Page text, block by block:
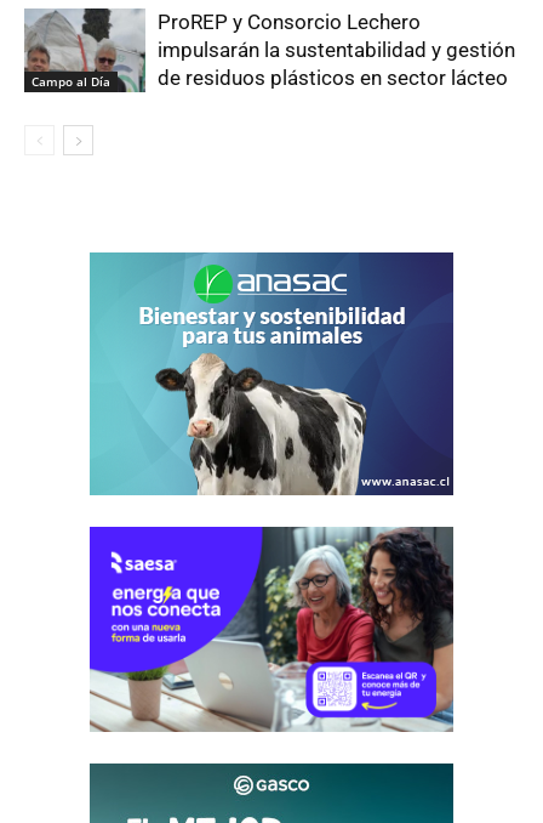
Campo al Día
ProREP y Consorcio Lechero
impulsarán la sustentabilidad y gestión
de residuos plásticos en sector lácteo